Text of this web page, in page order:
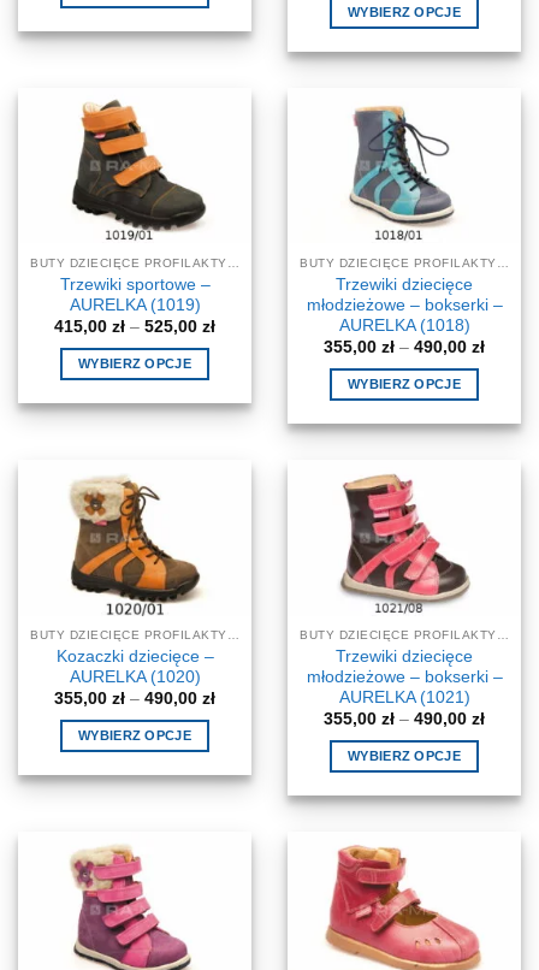
455,00 zł
produkt
wariantów.
Opcje
można
wybrać
na
produktu
525,00
WYBIERZ OPCJE
produkt
wiele
wariantów.
Opcje
można
wybrać
na
stronie
produktu
Trzewiki sportowe –
AURELKA (1019)
415,00 zł – 525,00 złZakres
525,00 zł
WYBIERZ OPCJE
produkt
wariantów.
Opcje
można
wybrać
na
stronie
produktu
Trzewiki dziecięce
młodzieżowe – bokserki –
AURELKA (1018)
355,00 zł – 490,00 złZakres
490,00
WYBIERZ OPCJE
produkt
wiele
wariantów.
Opcje
można
wybrać
na
stronie
produktu
BUTY DZIECIĘCE PROFILAKTYCZNE-KOREKCYJNE
Kozaczki dziecięce –
AURELKA (1020)
355,00 zł – 490,00 złZakres
490,00 zł
WYBIERZ OPCJE
produkt
wariantów.
Opcje
można
wybrać
na
BUTY DZIECIĘCE PROFILAKTYCZNE-KOREKCYJNE
Trzewiki dziecięce
młodzieżowe – bokserki –
AURELKA (1021)
355,00 zł – 490,00 złZakres
490,00
WYBIERZ OPCJE
produkt
wiele
wariantów.
Opcje
można
wybrać